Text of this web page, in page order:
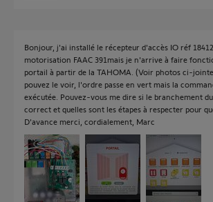
Bonjour, j'ai installé le récepteur d'accès IO réf
motorisation FAAC 391mais je n'arrive à faire
portail à partir de la TAHOMA. (Voir photos ci-
pouvez le voir, l'ordre passe en vert mais la
exécutée. Pouvez-vous me dire si le branchement
correct et quelles sont les étapes à respecter pour
D'avance merci, cordialement, Marc